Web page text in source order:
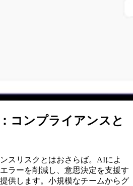
コンプライアンスと
スリスクとはおさらば。AIによ
ラーを削減し、意思決定を支援す
供します。小規模なチームからグ